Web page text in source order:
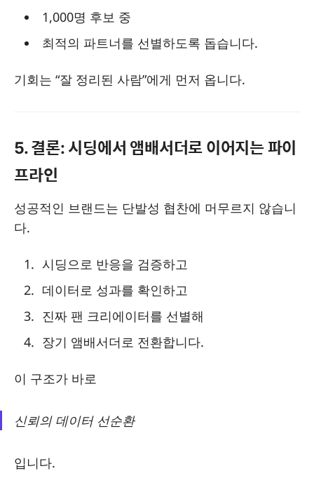
1,000명 후보 중
최적의 파트너를 선별하도록 돕습니다.
기회는 “잘 정리된 사람”에게 먼저 옵니다.
5. 결론: 시딩에서 앰배서더로 이어지는 파이
프라인
성공적인 브랜드는 단발성 협찬에 머무르지 않습니
다.
시딩으로 반응을 검증하고
데이터로 성과를 확인하고
진짜 팬 크리에이터를 선별해
장기 앰배서더로 전환합니다.
이 구조가 바로
신뢰의 데이터 선순환
입니다.